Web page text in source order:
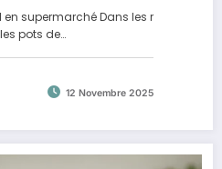
supermarché Dans les r
pots de…
12 Novembre 2025